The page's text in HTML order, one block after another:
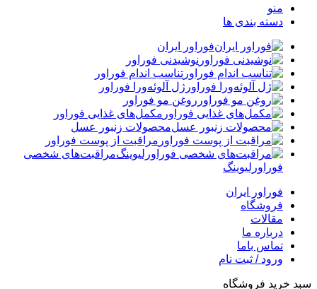
منو
دسته بندی ها
فوراور ایران
نوشیدنی فوراور
تناسب اندام فوراور
ژل آلوئه‌ورا فوراور
روغن مو فوراور
مکمل‌های غذایی فوراور
محصولات زنبور عسل
مراقبت از پوست فوراور
مراقبت‌های شخصی
فوراورلیوینگ
فوراور ایران
فروشگاه
مقالات
درباره ما
تماس باما
ورود / ثبت نام
سبد خرید فروشگاه